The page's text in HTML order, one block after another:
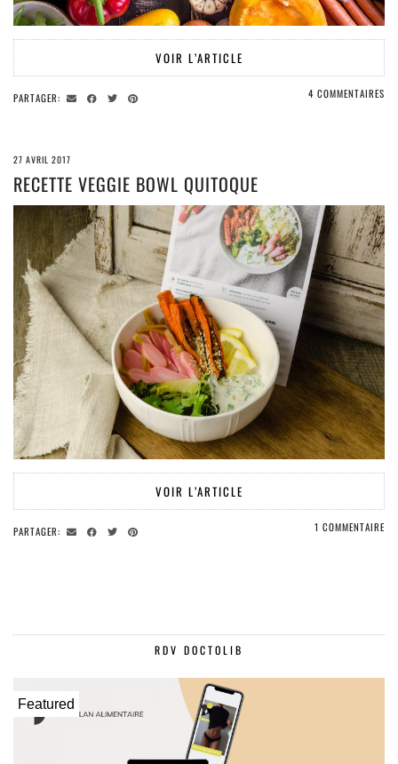
VOIR L’ARTICLE
PARTAGER: 4 COMMENTAIRES
27 AVRIL 2017
RECETTE VEGGIE BOWL QUITOQUE
VOIR L’ARTICLE
PARTAGER: 1 COMMENTAIRE
RDV DOCTOLIB
Featured